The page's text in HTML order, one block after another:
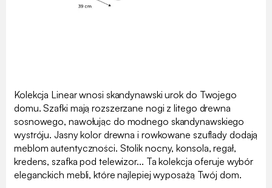
Kolekcja Linear wnosi skandynawski urok do Twojego
domu. Szafki mają rozszerzane nogi z litego drewna
sosnowego, nawołując do modnego skandynawskiego
wystróju. Jasny kolor drewna i rowkowane szuflady dodają
meblom autentyczności. Stolik nocny, konsola, regał,
kredens, szafka pod telewizor... Ta kolekcja oferuje wybór
eleganckich mebli, które najlepiej wyposażą Twój dom.